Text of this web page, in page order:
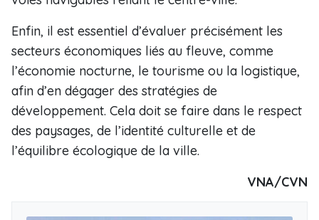
Enfin, il est essentiel d’évaluer précisément les
secteurs économiques liés au fleuve, comme
l’économie nocturne, le tourisme ou la logistique,
afin d’en dégager des stratégies de
développement. Cela doit se faire dans le respect
des paysages, de l’identité culturelle et de
l’équilibre écologique de la ville.
VNA/CVN